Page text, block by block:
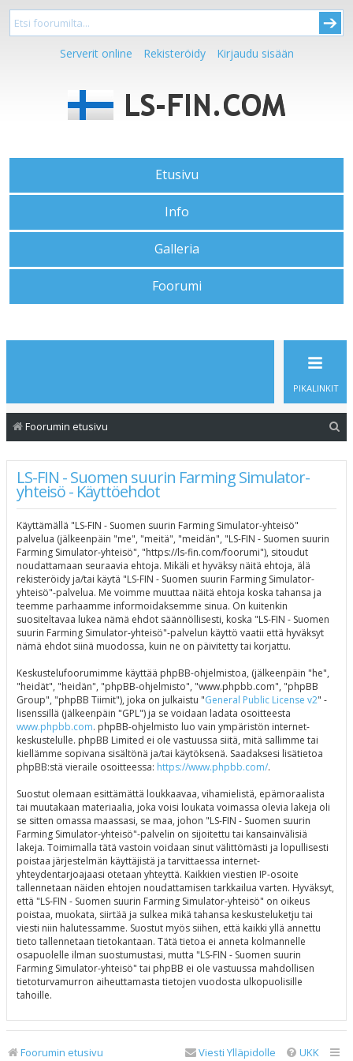
Serverit online Rekisteröidy Kirjaudu sisään
Etusivu
Info
Galleria
Foorumi
PIKALINKIT
Foorumin etusivu
LS-FIN - Suomen suurin Farming Simulator-
yhteisö - Käyttöehdot
Käyttämällä "LS-FIN - Suomen suurin Farming Simulator-yhteisö"
palvelua (jälkeenpäin "me", "meitä", "meidän", "LS-FIN - Suomen suurin
Farming Simulator-yhteisö", "https://ls-fin.com/foorumi"), sitoudut
noudattamaan seuraavia ehtoja. Mikäli et hyväksy näitä ehtoja, älä
rekisteröidy ja/tai käytä "LS-FIN - Suomen suurin Farming Simulator-
yhteisö"-palvelua. Me voimme muuttaa näitä ehtoja koska tahansa ja
teemme parhaamme informoidaksemme sinua. On kuitenkin
suositeltavaa lukea nämä ehdot säännöllisesti, koska "LS-FIN - Suomen
suurin Farming Simulator-yhteisö"-palvelun käyttö vaatii että hyväksyt
nämä ehdot siinä muodossa, kuin ne on päivitetty tai korjattu.
Keskustelufoorumimme käyttää phpBB-ohjelmistoa, (jälkeenpäin "he",
"heidät", "heidän", "phpBB-ohjelmisto", "www.phpbb.com", "phpBB
Group", "phpBB Tiimit"), joka on julkaistu "General Public License v2" -
lisenssillä (jälkeenpäin "GPL") ja se voidaan ladata osoitteesta
www.phpbb.com. phpBB-ohjelmisto luo vain ympäristön internet-
keskustelulle. phpBB Limited ei ole vastuussa siitä, mitä sallimme tai
kiellämme sopivana sisältönä ja/tai käytöksenä. Saadaksesi lisätietoa
phpBB:stä vieraile osoitteessa: https://www.phpbb.com/.
Suostut olemaan esittämättä loukkaavaa, vihamielistä, epämoraalista
tai muutakaan materiaalia, joka voisi loukata voimassa olevia lakeja oli
se sitten omassa maassasi, se maa, johon "LS-FIN - Suomen suurin
Farming Simulator-yhteisö"-palvelin on sijoitettu tai kansainvälisiä
lakeja. Toimimalla tätä vastoin voidaan sinut välittömästi ja lopullisesti
poistaa järjestelmän käyttäjistä ja tarvittaessa internet-
yhteydentarjoajaasi otetaan yhteyttä. Kaikkien viestien IP-osoite
tallennetaan näiden ehtojen noudattamisen tarkkailua varten. Hyväksyt,
että "LS-FIN - Suomen suurin Farming Simulator-yhteisö" on oikeus
poistaa, muokata, siirtää ja sulkea mikä tahansa keskusteluketju tai
viesti niin halutessamme. Suostut myös siihen, että kaikki yllä annettu
tieto tallennetaan tietokantaan. Tätä tietoa ei anneta kolmannelle
osapuolelle ilman suostumustasi, mutta "LS-FIN - Suomen suurin
Farming Simulator-yhteisö" tai phpBB ei ole vastuussa mahdollisen
tietoturvamurron aiheuttamasta tietojen vuodosta ulkopuolisille
tahoille.
Foorumin etusivu UKK
Viesti Ylläpidolle